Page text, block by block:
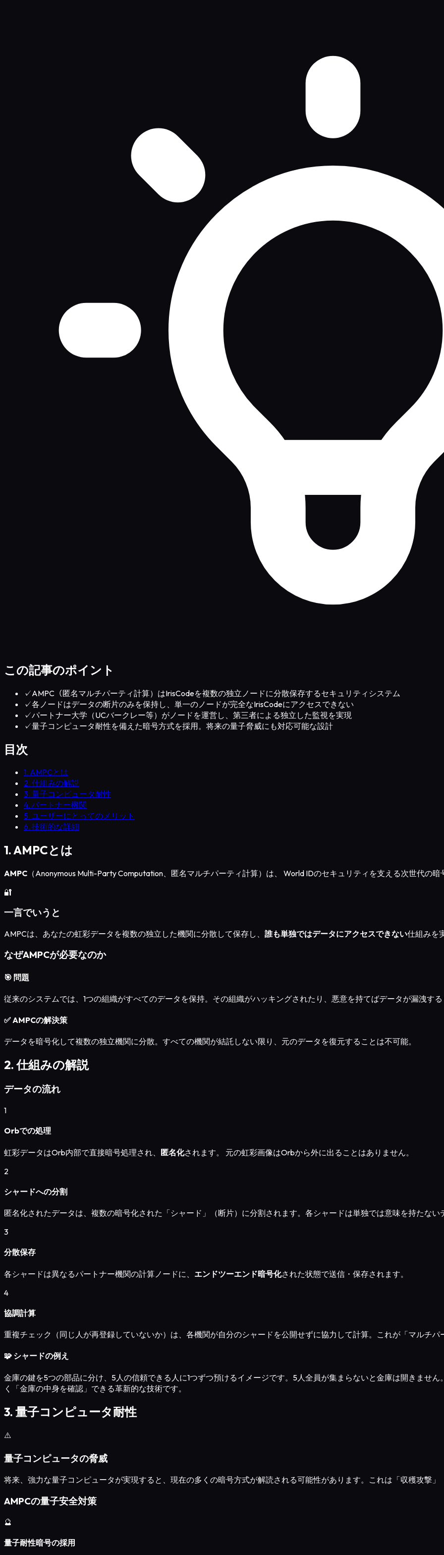
この記事のポイント
✓AMPC（匿名マルチパーティ計算）はIrisCodeを複数の独立ノードに分散保存するセキュリティシステム
✓各ノードはデータの断片のみを保持し、単一のノードが完全なIrisCodeにアクセスできない
✓パートナー大学（UCバークレー等）がノードを運営し、第三者による独立した監視を実現
✓量子コンピュータ耐性を備えた暗号方式を採用。将来の量子脅威にも対応可能な設計
目次
1. AMPCとは
2. 仕組みの解説
3. 量子コンピュータ耐性
4. パートナー機関
5. ユーザーにとってのメリット
6. 技術的な詳細
1. AMPCとは
AMPC （Anonymous Multi-Party Computation、匿名マルチパーティ計算）は、 World IDのセキュリティを支える次世代の暗
🔐
一言でいうと
AMPCは、あなたの虹彩データを複数の独立した機関に分散して保存し、 誰も単独ではデータにアクセスできない仕組みを
なぜAMPCが必要なのか
🎯 問題
従来のシステムでは、1つの組織がすべてのデータを保持。その組織がハッキングされたり、悪意を持てばデータが漏洩する
✅ AMPCの解決策
データを暗号化して複数の独立機関に分散。すべての機関が結託しない限り、元のデータを復元することは不可能。
2. 仕組みの解説
データの流れ
1
Orbでの処理
虹彩データはOrb内部で直接暗号処理され、 匿名化されます。 元の虹彩画像はOrbから外に出ることはありません。
2
シャードへの分割
匿名化されたデータは、複数の暗号化された「シャード」（断片）に分割されます。各シャードは単独では意味を持たない
3
分散保存
各シャードは異なるパートナー機関の計算ノードに、 エンドツーエンド暗号化された状態で送信・保存されます。
4
協調計算
重複チェック（同じ人が再登録していないか）は、各機関が自分のシャードを公開せずに協力して計算。これが「マルチパ
🧩 シャードの例え
金庫の鍵を5つの部品に分け、5人の信頼できる人に1つずつ預けるイメージです。5人全員が集まらないと金庫は開きませ
く「金庫の中身を確認」できる革新的な技術です。
3. 量子コンピュータ耐性
⚠️
量子コンピュータの脅威
将来、強力な量子コンピュータが実現すると、現在の多くの暗号方式が解読される可能性があります。これは「収穫攻撃」
AMPCの量子安全対策
🔮
量子耐性暗号の採用